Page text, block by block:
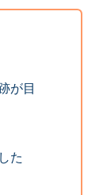
が目
た